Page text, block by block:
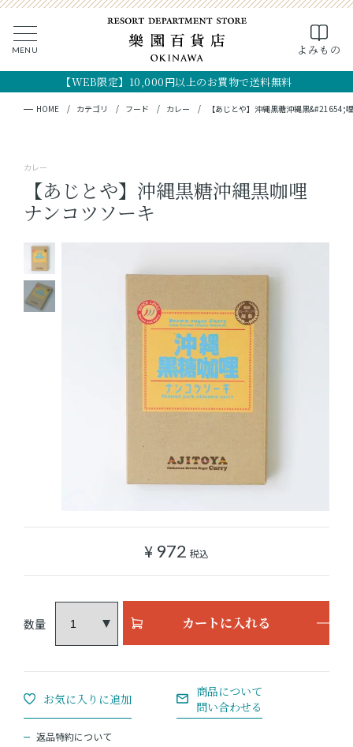
MENU よみもの
【WEB限定】10,000円以上のお買物で送料無料
CLOSE
検索
キーワード検索
MY PAGE CART
全ての商品
フード
クラフト
コスメ・アロマ
つくり手
OKINAWA the RYUKYU
HOME カテゴリ フード カレー 【あじとや】沖縄黒糖沖縄黒
カレー
【あじとや】沖縄黒糖沖縄黒咖哩
ナンコツソーキ
¥ 972 税込
カートに入れる
返品特約について